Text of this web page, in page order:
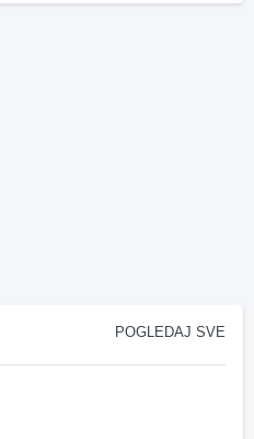
POGLEDAJ SVE